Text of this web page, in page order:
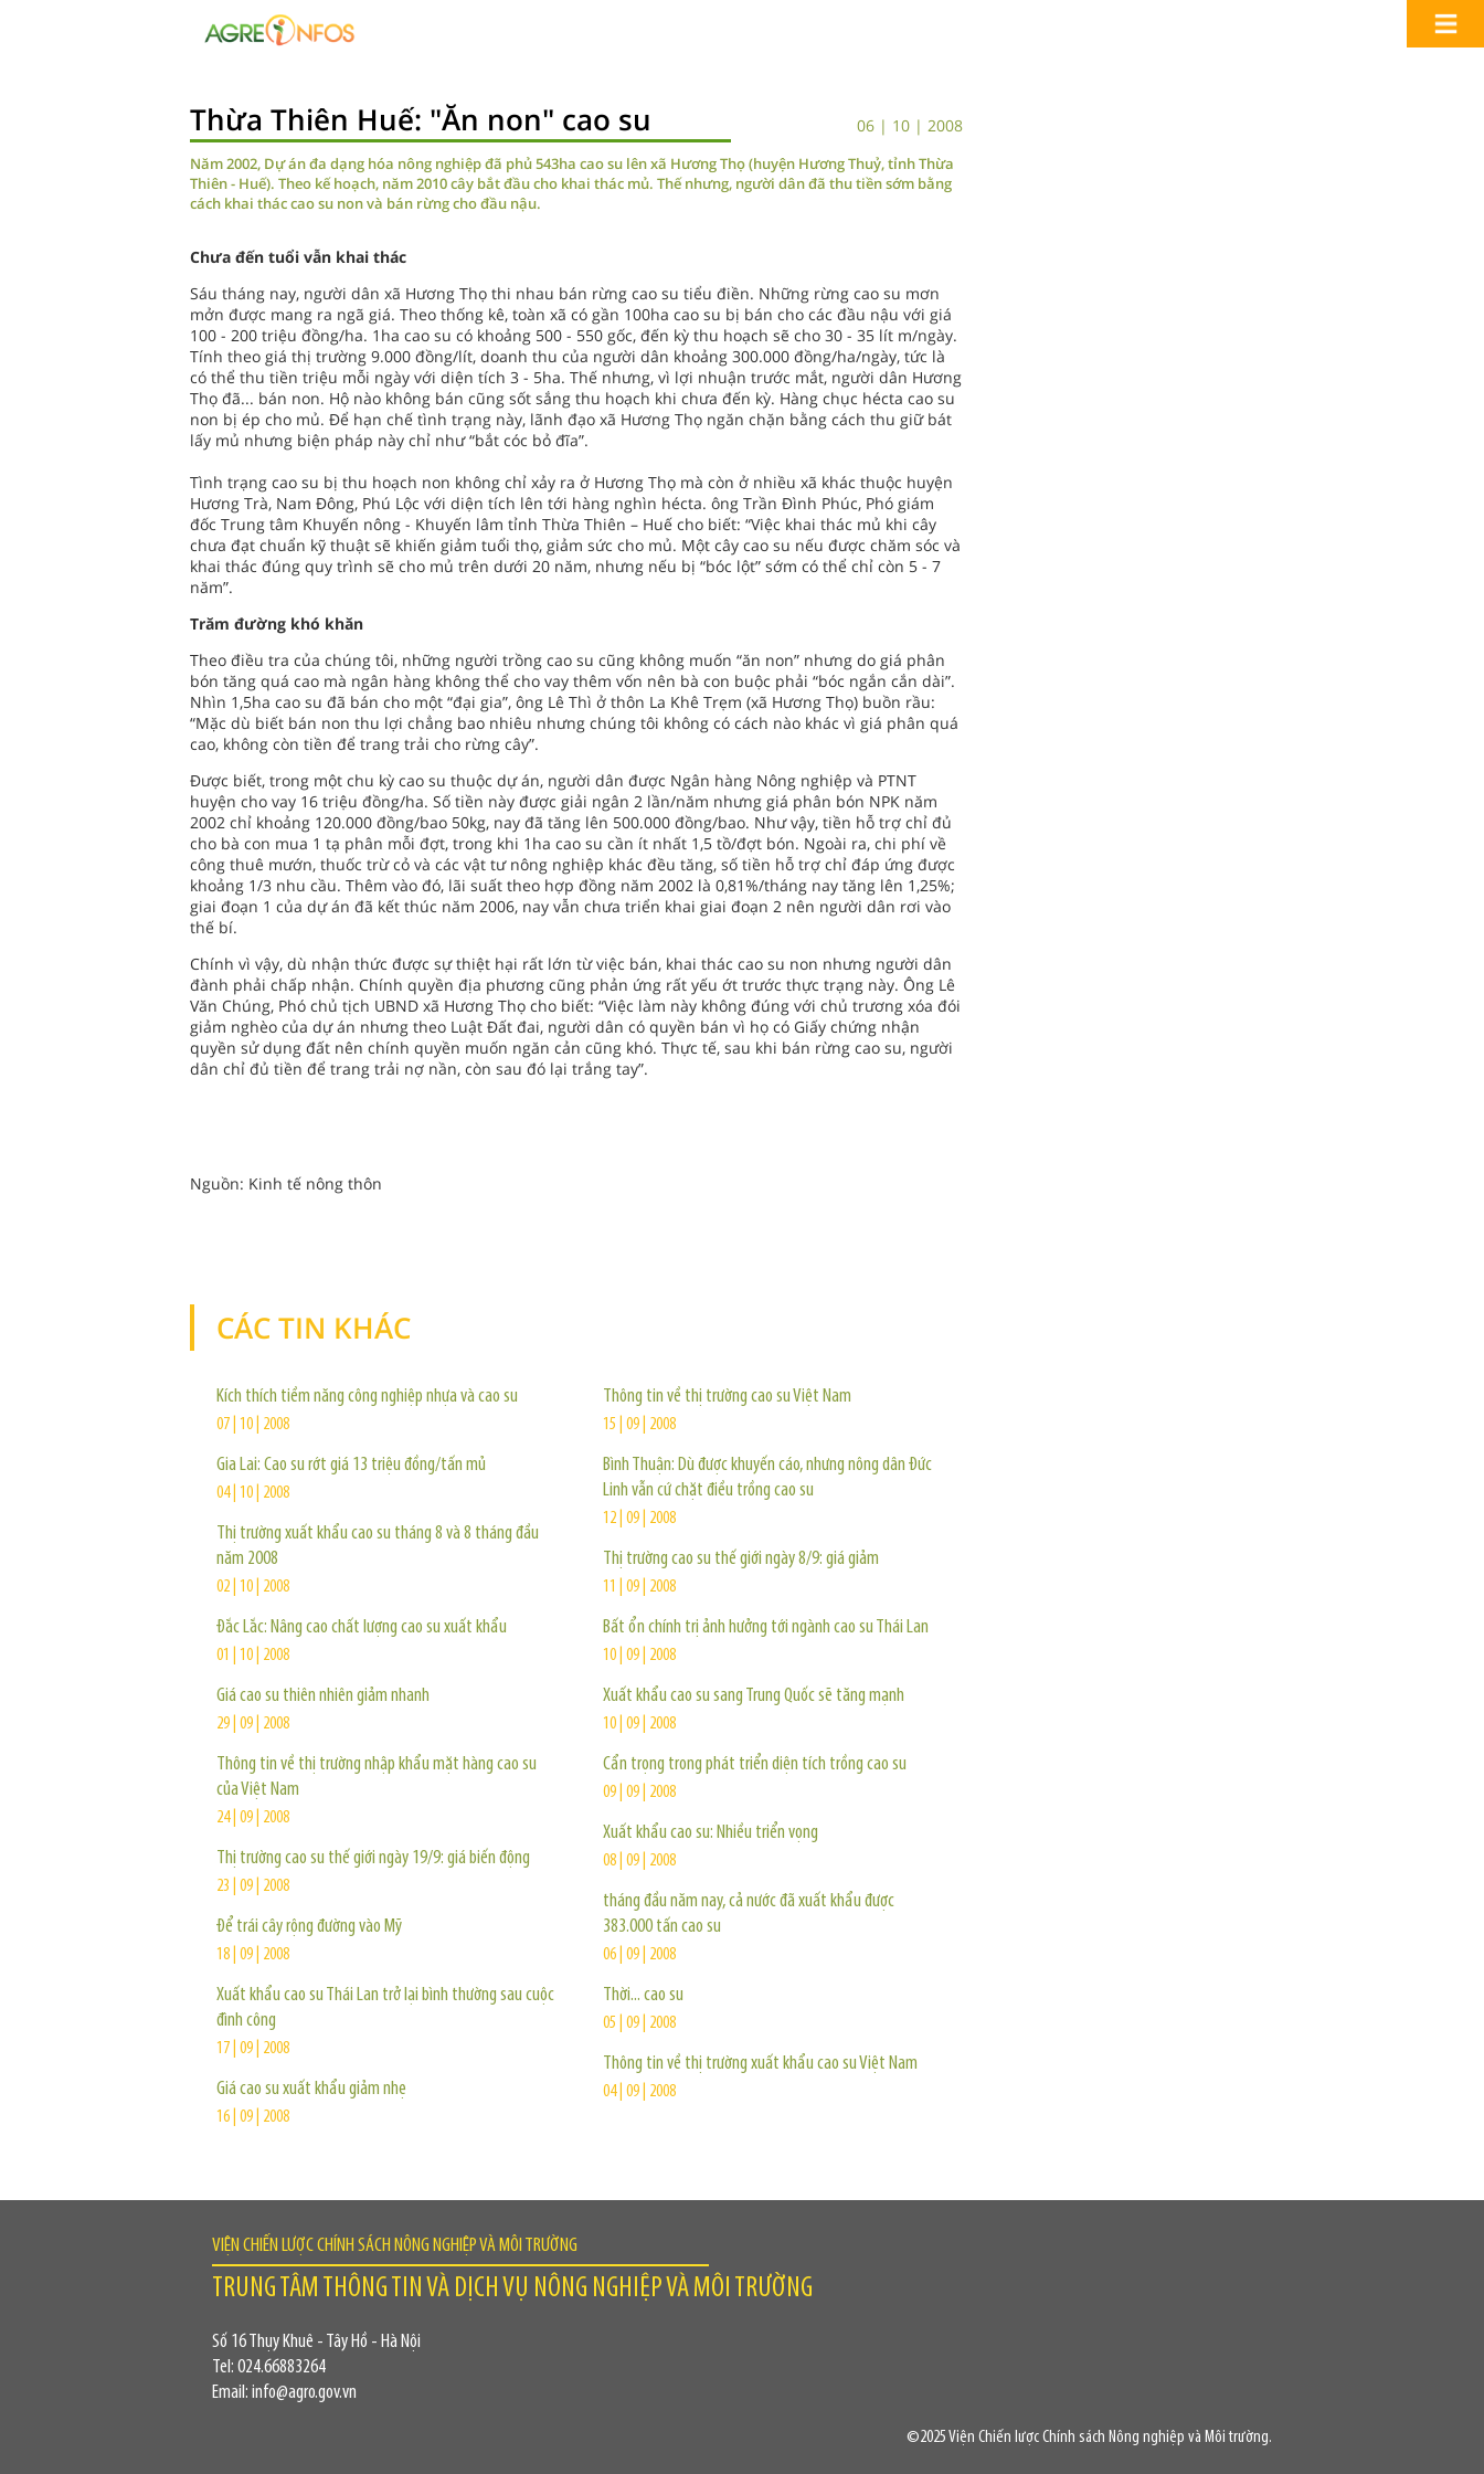
Thừa Thiên Huế: "Ăn non" cao su 06 | 10 | 2008
Năm 2002, Dự án đa dạng hóa nông nghiệp đã phủ 543ha cao su lên xã Hương Thọ (huyện Hương Thuỷ, tỉnh Thừa
Thiên - Huế). Theo kế hoạch, năm 2010 cây bắt đầu cho khai thác mủ. Thế nhưng, người dân đã thu tiền sớm bằng
cách khai thác cao su non và bán rừng cho đầu nậu.
Chưa đến tuổi vẫn khai thác
Sáu tháng nay, người dân xã Hương Thọ thi nhau bán rừng cao su tiểu điền. Những rừng cao su mơn
mởn được mang ra ngã giá. Theo thống kê, toàn xã có gần 100ha cao su bị bán cho các đầu nậu với giá
100 - 200 triệu đồng/ha. 1ha cao su có khoảng 500 - 550 gốc, đến kỳ thu hoạch sẽ cho 30 - 35 lít m/ngày.
Tính theo giá thị trường 9.000 đồng/lít, doanh thu của người dân khoảng 300.000 đồng/ha/ngày, tức là
có thể thu tiền triệu mỗi ngày với diện tích 3 - 5ha. Thế nhưng, vì lợi nhuận trước mắt, người dân Hương
Thọ đã... bán non. Hộ nào không bán cũng sốt sắng thu hoạch khi chưa đến kỳ. Hàng chục hécta cao su
non bị ép cho mủ. Để hạn chế tình trạng này, lãnh đạo xã Hương Thọ ngăn chặn bằng cách thu giữ bát
lấy mủ nhưng biện pháp này chỉ như “bắt cóc bỏ đĩa”.
Tình trạng cao su bị thu hoạch non không chỉ xảy ra ở Hương Thọ mà còn ở nhiều xã khác thuộc huyện
Hương Trà, Nam Đông, Phú Lộc với diện tích lên tới hàng nghìn hécta. ông Trần Đình Phúc, Phó giám
đốc Trung tâm Khuyến nông - Khuyến lâm tỉnh Thừa Thiên – Huế cho biết: “Việc khai thác mủ khi cây
chưa đạt chuẩn kỹ thuật sẽ khiến giảm tuổi thọ, giảm sức cho mủ. Một cây cao su nếu được chăm sóc và
khai thác đúng quy trình sẽ cho mủ trên dưới 20 năm, nhưng nếu bị “bóc lột” sớm có thể chỉ còn 5 - 7
năm”.
Trăm đường khó khăn
Theo điều tra của chúng tôi, những người trồng cao su cũng không muốn “ăn non” nhưng do giá phân
bón tăng quá cao mà ngân hàng không thể cho vay thêm vốn nên bà con buộc phải “bóc ngắn cắn dài”.
Nhìn 1,5ha cao su đã bán cho một “đại gia”, ông Lê Thì ở thôn La Khê Trẹm (xã Hương Thọ) buồn rầu:
“Mặc dù biết bán non thu lợi chẳng bao nhiêu nhưng chúng tôi không có cách nào khác vì giá phân quá
cao, không còn tiền để trang trải cho rừng cây”.
Được biết, trong một chu kỳ cao su thuộc dự án, người dân được Ngân hàng Nông nghiệp và PTNT
huyện cho vay 16 triệu đồng/ha. Số tiền này được giải ngân 2 lần/năm nhưng giá phân bón NPK năm
2002 chỉ khoảng 120.000 đồng/bao 50kg, nay đã tăng lên 500.000 đồng/bao. Như vậy, tiền hỗ trợ chỉ đủ
cho bà con mua 1 tạ phân mỗi đợt, trong khi 1ha cao su cần ít nhất 1,5 tồ/đợt bón. Ngoài ra, chi phí về
công thuê mướn, thuốc trừ cỏ và các vật tư nông nghiệp khác đều tăng, số tiền hỗ trợ chỉ đáp ứng được
khoảng 1/3 nhu cầu. Thêm vào đó, lãi suất theo hợp đồng năm 2002 là 0,81%/tháng nay tăng lên 1,25%;
giai đoạn 1 của dự án đã kết thúc năm 2006, nay vẫn chưa triển khai giai đoạn 2 nên người dân rơi vào
thế bí.
Chính vì vậy, dù nhận thức được sự thiệt hại rất lớn từ việc bán, khai thác cao su non nhưng người dân
đành phải chấp nhận. Chính quyền địa phương cũng phản ứng rất yếu ớt trước thực trạng này. Ông Lê
Văn Chúng, Phó chủ tịch UBND xã Hương Thọ cho biết: “Việc làm này không đúng với chủ trương xóa đói
giảm nghèo của dự án nhưng theo Luật Đất đai, người dân có quyền bán vì họ có Giấy chứng nhận
quyền sử dụng đất nên chính quyền muốn ngăn cản cũng khó. Thực tế, sau khi bán rừng cao su, người
dân chỉ đủ tiền để trang trải nợ nần, còn sau đó lại trắng tay”.
Nguồn: Kinh tế nông thôn
CÁC TIN KHÁC
Kích thích tiềm năng công nghiệp nhựa và cao su
07 | 10 | 2008
Gia Lai: Cao su rớt giá 13 triệu đồng/tấn mủ
04 | 10 | 2008
Thị trường xuất khẩu cao su tháng 8 và 8 tháng đầu
năm 2008
02 | 10 | 2008
Đắc Lắc: Nâng cao chất lượng cao su xuất khẩu
01 | 10 | 2008
Giá cao su thiên nhiên giảm nhanh
29 | 09 | 2008
Thông tin về thị trường nhập khẩu mặt hàng cao su
của Việt Nam
24 | 09 | 2008
Thị trường cao su thế giới ngày 19/9: giá biến động
23 | 09 | 2008
Để trái cây rộng đường vào Mỹ
18 | 09 | 2008
Xuất khẩu cao su Thái Lan trở lại bình thường sau cuộc
đình công
17 | 09 | 2008
Giá cao su xuất khẩu giảm nhẹ
16 | 09 | 2008
Thông tin về thị trường cao su Việt Nam
15 | 09 | 2008
Bình Thuận: Dù được khuyến cáo, nhưng nông dân Đức
Linh vẫn cứ chặt điều trồng cao su
12 | 09 | 2008
Thị trường cao su thế giới ngày 8/9: giá giảm
11 | 09 | 2008
Bất ổn chính trị ảnh hưởng tới ngành cao su Thái Lan
10 | 09 | 2008
Xuất khẩu cao su sang Trung Quốc sẽ tăng mạnh
10 | 09 | 2008
Cẩn trọng trong phát triển diện tích trồng cao su
09 | 09 | 2008
Xuất khẩu cao su: Nhiều triển vọng
08 | 09 | 2008
tháng đầu năm nay, cả nước đã xuất khẩu được
383.000 tấn cao su
06 | 09 | 2008
Thời... cao su
05 | 09 | 2008
Thông tin về thị trường xuất khẩu cao su Việt Nam
04 | 09 | 2008
VIỆN CHIẾN LƯỢC CHÍNH SÁCH NÔNG NGHIỆP VÀ MÔI TRƯỜNG
TRUNG TÂM THÔNG TIN VÀ DỊCH VỤ NÔNG NGHIỆP VÀ MÔI TRƯỜNG
Số 16 Thụy Khuê - Tây Hồ - Hà Nội
Tel: 024.66883264
Email: info@agro.gov.vn
©2025 Viện Chiến lược Chính sách Nông nghiệp và Môi trường.